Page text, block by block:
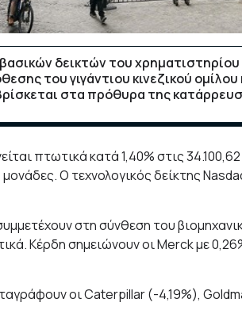
δεικτών του
του γιγάντιου κινεζικού
στα πρόθυρα της
πτωτικά κατά 1,40% στις
Ο τεχνολογικός δείκτης
στη σύνθεση του
Κέρδη σημειώνουν οι Merck με
οι Caterpillar (-4,19%),